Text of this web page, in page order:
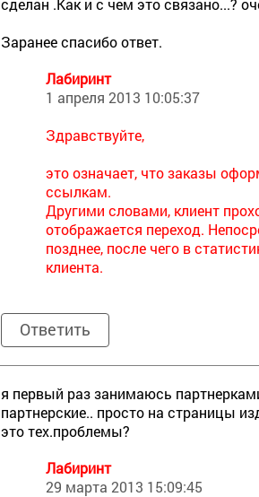
сделан .Как и с чем это связано...?
Заранее спасибо ответ.
Лабиринт
1 апреля 2013 10:05:37
Здравствуйте,
это означает, что заказы
ссылкам.
Другими словами, клиент
отображается переход.
позднее, после чего в
клиента.
Ответить
я первый раз занимаюсь
партнерские.. просто на страницы
это тех.проблемы?
Лабиринт
29 марта 2013 15:09:45